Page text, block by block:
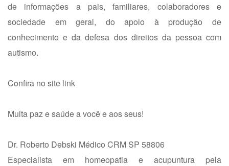
de informações a pais, familiares, colaboradores e
sociedade em geral, do apoio à produção de
conhecimento e da defesa dos direitos da pessoa com
autismo.
Confira no site link
Muita paz e saúde a você e aos seus!
Dr. Roberto Debski Médico CRM SP 58806
Especialista em homeopatia e acupuntura pela